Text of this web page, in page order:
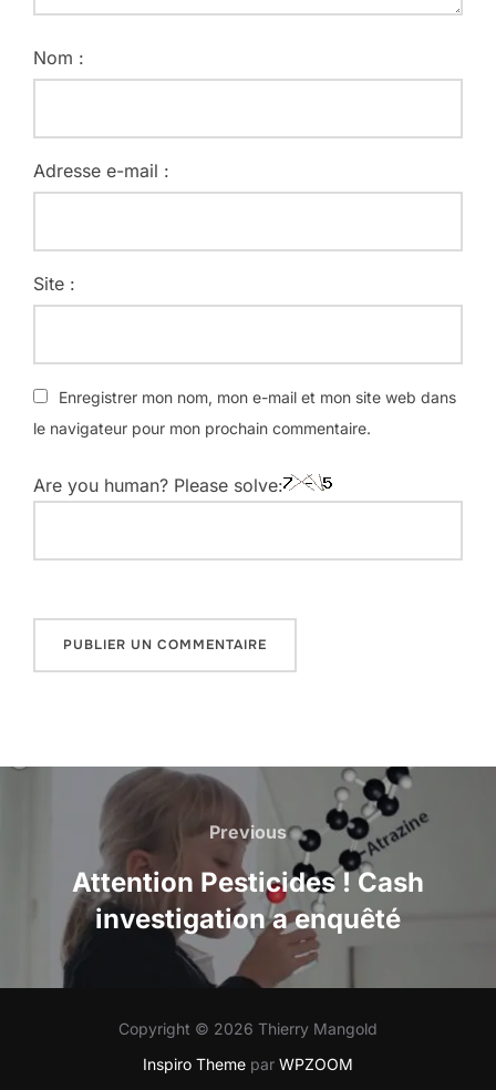
Nom :
Adresse e-mail :
Site :
Enregistrer mon nom, mon e-mail et mon site web dans
le navigateur pour mon prochain commentaire.
Are you human? Please solve:
NAVIGATION
L’ARTICLE Previous
Previous
Attention Pesticides ! Cash
investigation a enquêté
Copyright © 2026 Thierry Mangold
Inspiro Theme par WPZOOM